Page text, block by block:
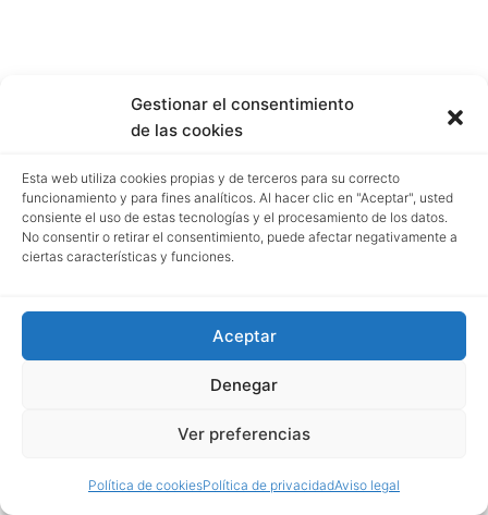
Gestionar el consentimiento
de las cookies
Esta web utiliza cookies propias y de terceros para su correcto
funcionamiento y para fines analíticos. Al hacer clic en "Aceptar", usted
consiente el uso de estas tecnologías y el procesamiento de los datos.
No consentir o retirar el consentimiento, puede afectar negativamente a
ciertas características y funciones.
Aceptar
Denegar
Ver preferencias
Política de cookiesPolítica de privacidadAviso legal